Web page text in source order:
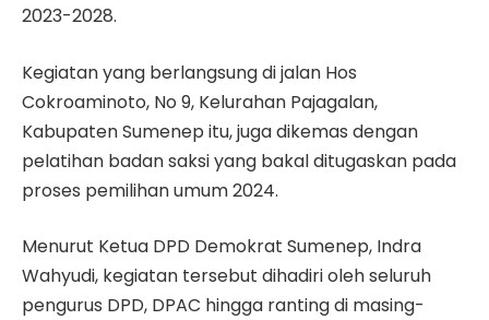
2023-2028.
Kegiatan yang berlangsung di jalan Hos
Cokroaminoto, No 9, Kelurahan Pajagalan,
Kabupaten Sumenep itu, juga dikemas dengan
pelatihan badan saksi yang bakal ditugaskan pada
proses pemilihan umum 2024.
Menurut Ketua DPD Demokrat Sumenep, Indra
Wahyudi, kegiatan tersebut dihadiri oleh seluruh
pengurus DPD, DPAC hingga ranting di masing-